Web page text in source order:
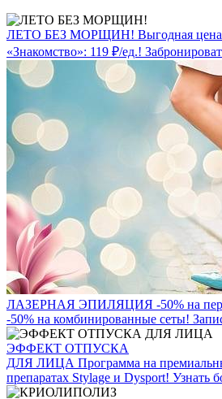
ЛЕТО БЕЗ МОРЩИН! Выгодная
«Знакомство»: 119 ₽/ед.!
ЛАЗЕРНАЯ ЭПИЛЯЦИЯ -50% на
-50% на комбинированные сеты!
ЭФФЕКТ ОТПУСКА
ДЛЯ ЛИЦА Программа на
препаратах Stylage и Dysport! Узнать